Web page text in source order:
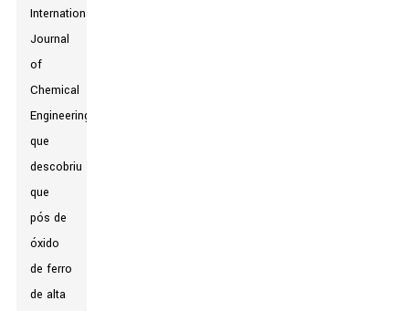
International
Journal
of
Chemical
Engineering
que
descobriu
que
pós de
óxido
de ferro
de alta